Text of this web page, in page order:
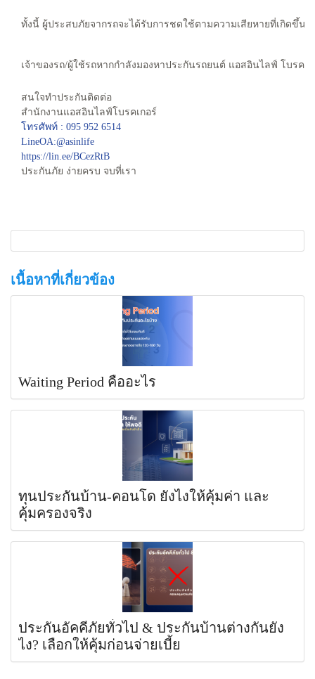
ทั้งนี้ ผู้ประสบภัยจากรถจะได้รับการชดใช้ตามความเสียหายที่เกิดขึ้
เจ้าของรถ/ผู้ใช้รถหากกำลังมองหาประกันรถยนต์ แอสอินไลฟ์ โบร
สนใจทำประกันติดต่อ
สำนักงานแอสอินไลฟ์โบรคเกอร์
โทรศัพท์ : 095 952 6514
LineOA:@asinlife
https://lin.ee/BCezRtB
ประกันภัย ง่ายครบ จบที่เรา
เนื้อหาที่เกี่ยวข้อง
Waiting Period คืออะไร
ทุนประกันบ้าน-คอนโด ยังไงให้คุ้มค่า และ
คุ้มครองจริง
ประกันอัคคีภัยทั่วไป & ประกันบ้านต่างกันยัง
ไง? เลือกให้คุ้มก่อนจ่ายเบี้ย